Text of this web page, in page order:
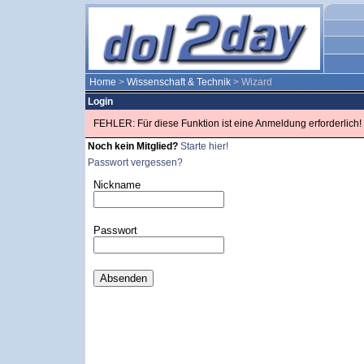
Home > Wissenschaft & Technik > Wizard
Login
FEHLER: Für diese Funktion ist eine Anmeldung erforderlich!
Noch kein Mitglied? Starte hier!
Passwort vergessen?
Nickname
Passwort